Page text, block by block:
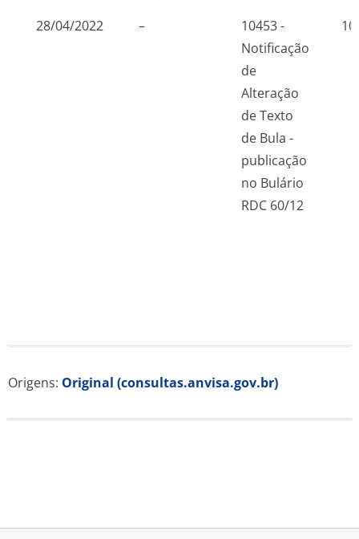
28/04/2022 –
10453 -
Notificação
de
Alteração
de Texto
de Bula -
publicação
no Bulário
RDC 60/12
Origens: Original (consultas.anvisa.gov.br)